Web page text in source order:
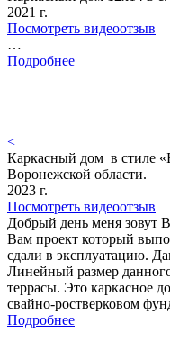
2021 г.
Посмотреть видеоотзыв
…
Подробнее
<
Каркасный дом в стиле
Воронежской области.
2023 г.
Посмотреть видеоотзыв
Добрый день меня зовут
Вам проект который
сдали в эксплуатацию.
Линейный размер
террасы. Это каркасное
свайно-ростверковом
Подробнее